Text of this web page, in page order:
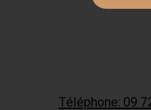
Téléphone: 09